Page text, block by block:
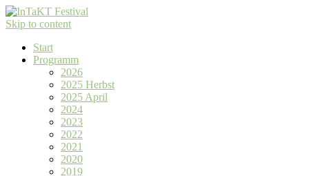
Skip to content
Start
Programm
2026
2025 Herbst
2025 April
2024
2023
2022
2021
2020
2019